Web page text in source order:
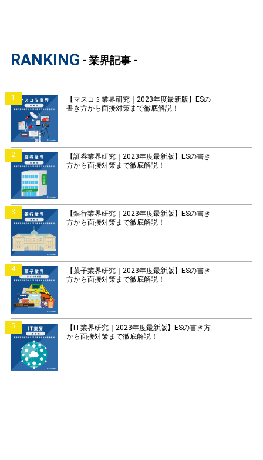
RANKING - 業界記事 -
1
【マスコミ業界研究｜2023年度最新版】ESの
書き方から面接対策まで徹底解説！
2
【証券業界研究｜2023年度最新版】ESの書き
方から面接対策まで徹底解説！
3
【銀行業界研究｜2023年度最新版】ESの書き
方から面接対策まで徹底解説！
4
【菓子業界研究｜2023年度最新版】ESの書き
方から面接対策まで徹底解説！
5
【IT業界研究｜2023年度最新版】ESの書き方
から面接対策まで徹底解説！